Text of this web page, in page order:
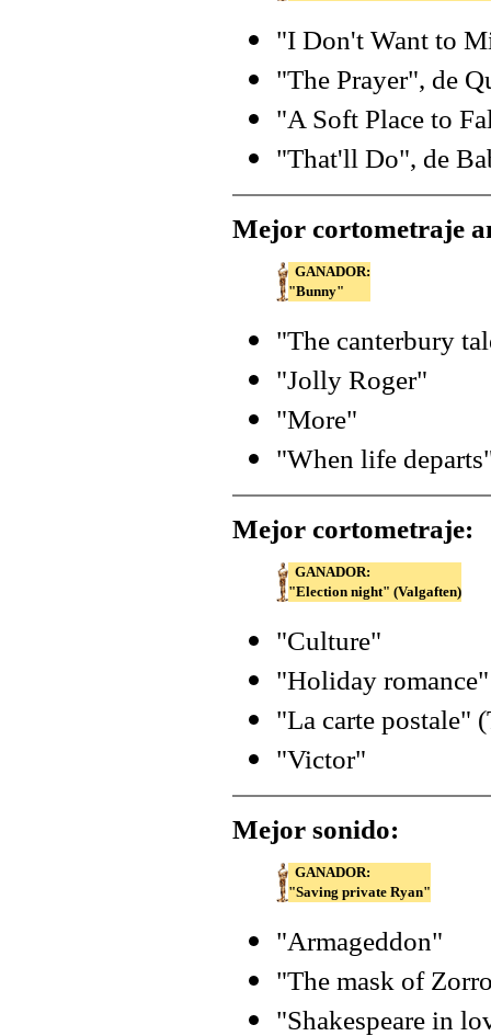
"I Don't Want to
"The Prayer", de
"A Soft Place to
"That'll Do", de
Mejor cortometraje
GANADOR:
"Bunny"
"The canterbury
"Jolly Roger"
"More"
"When life
Mejor cortometraje:
GANADOR:
"Election night" (Valgaften)
"Culture"
"Holiday romance"
"La carte postale"
"Victor"
Mejor sonido:
GANADOR:
"Saving private Ryan"
"Armageddon"
"The mask of
"Shakespeare in